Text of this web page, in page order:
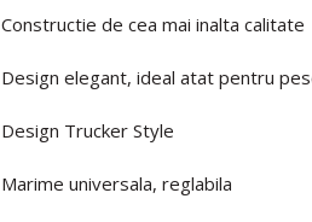
Constructie de cea mai inalta calitate
Design elegant, ideal atat pentru
Design Trucker Style
Marime universala, reglabila